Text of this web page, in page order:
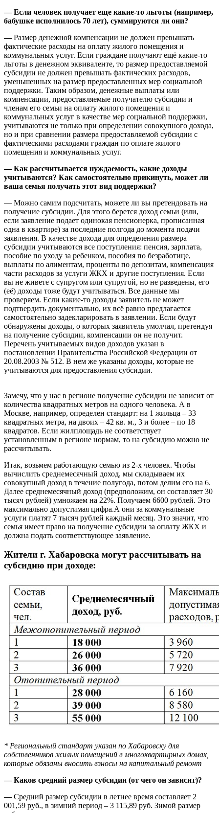
— Если человек получает еще какие-то льготы (например,
бабушке исполнилось 70 лет), суммируются ли они?
—Размер денежной компенсации не должен превышать
фактические расходы на оплату жилого помещения и
коммунальных услуг. Если граждане получают ещё какие-то
льготы в денежном эквиваленте, то размер предоставляемой
субсидии не должен превышать фактических расходов,
уменьшенных на размер предоставленных мер социальной
поддержки. Таким образом, денежные выплаты или
компенсации, предоставляемые получателю субсидии и
членам его семьи на оплату жилого помещения и
коммунальных услуг в качестве мер социальной поддержки,
учитываются не только при определении совокупного дохода,
но и при сравнении размера предоставляемой субсидии с
фактическими расходами граждан по оплате жилого
помещения и коммунальных услуг.
— Как рассчитывается нуждаемость, какие доходы
учитываются? Как самостоятельно прикинуть, может ли
ваша семья получать этот вид поддержки?
— Можно самим подсчитать, можете ли вы претендовать на
получение субсидии. Для этого берется доход семьи (или,
если заявление подает одинокая пенсионерка, прописанная
одна в квартире) за последние полгода до момента подачи
заявления. В качестве дохода для определения размера
субсидии учитываются все поступления: пенсия, зарплата,
пособие по уходу за ребенком, пособия по безработице,
выплаты по алиментам, проценты по депозитам, компенсация
части расходов за услуги ЖКХ и другие поступления. Если
вы не живете с супругом или супругой, но не разведены, его
(её) доходы тоже будут учитываться. Все данные мы
проверяем. Если какие-то доходы заявитель не может
подтвердить документально, их всё равно предлагается
самостоятельно задекларировать в заявлении. Если будут
обнаружены доходы, о которых заявитель умолчал, претендуя
на получение субсидии, компенсации он не получит.
Перечень учитываемых видов доходов указан в
постановлении Правительства Российской Федерации от
20.08.2003 № 512. В нем же указаны доходы, которые не
учитываются для предоставления субсидии.
Замечу, что у нас в регионе получение субсидии не зависит от
количества квадратных метров на одного человека. А в
Москве, например, определен стандарт: на 1 жильца – 33
квадратных метра, на двоих – 42 кв. м., 3 и более – по 18
квадратов. Если жилплощадь не соответствует
установленным в регионе нормам, то на субсидию можно не
рассчитывать.
Итак, возьмем работающую семью из 2-х человек. Чтобы
вычислить среднемесячный доход, мы складываем их
совокупный доход в течение полугода, потом делим его на 6.
Далее среднемесячный доход (предположим, он составляет 30
тысяч рублей) умножаем на 22%. Получаем 6600 рублей. Это
максимально допустимая цифра.А они за коммунальные
услуги платят 7 тысяч рублей каждый месяц. Это значит, что
семья имеет право на получение субсидии за оплату ЖКХ и
должна подать соответствующее заявление.
Жители г. Хабаровска могут рассчитывать на
субсидию при доходе:
* Региональный стандарт указан по Хабаровску для
собственников жилых помещений в многоквартирных домах,
которые обязаны вносить взносы на капитальный ремонт
— Каков средний размер субсидии (от чего он зависит)?
—Средний размер субсидии в летнее время составляет 2
001,59 руб., в зимний период – 3 115,89 руб. Зимой размер